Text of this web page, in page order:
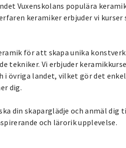
Vuxenskolans populära
keramiker erbjuder vi kurser
för att skapa unika
tekniker. Vi erbjuder
i övriga landet, vilket gör det
dig.
din skaparglädje och anmäl dig
och lärorik upplevelse.